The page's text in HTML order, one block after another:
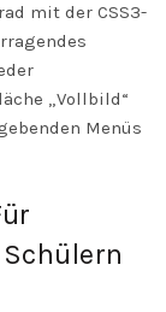
mit der CSS3-
„Vollbild“
Menüs